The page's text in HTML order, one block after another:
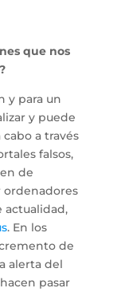
que nos
y para un
y puede
cabo a través
falsos,
de
ordenadores
actualidad,
. En los
de
alerta del
pasar